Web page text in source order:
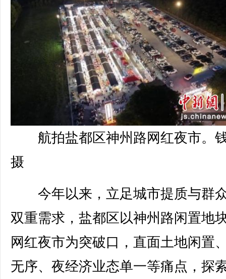
航拍盐都区神州路网红夜市。
摄
今年以来，立足城市提质与群
双重需求，盐都区以神州路闲置地
网红夜市为突破口，直面土地闲置
无序、夜经济业态单一等痛点，探